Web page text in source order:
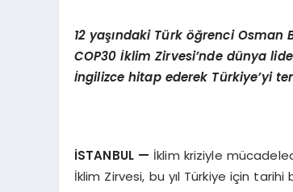
12 yaşındaki Türk öğrenci Osman
COP30 İklim Zirvesi’nde dünya
İngilizce hitap ederek Türkiye’yi
İSTANBUL — İklim kriziyle
İklim Zirvesi, bu yıl Türkiye için